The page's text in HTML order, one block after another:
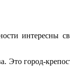
интересны
Это город-